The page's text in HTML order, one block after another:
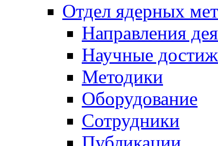
Отдел ядерных
Направления
Научные
Методики
Оборудование
Сотрудники